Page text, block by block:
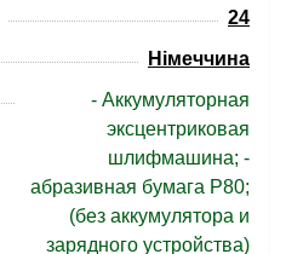
24
Німеччина
- Аккумуляторная
эксцентриковая
шлифмашина; -
абразивная бумага Р80;
(без аккумулятора и
зарядного устройства)